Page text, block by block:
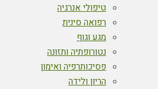
טיפולי אנרגיה
רפואה סינית
מגע וגוף
נטורופתיה ותזונה
פסיכותרפיה ואימון
הריון ולידה